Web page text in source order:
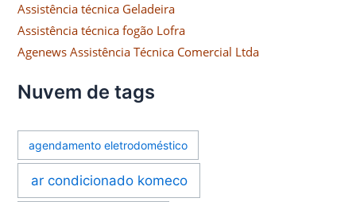
Assistência técnica Geladeira
Assistência técnica fogão Lofra
Agenews Assistência Técnica Comercial Ltda
Nuvem de tags
agendamento eletrodoméstico
ar condicionado komeco